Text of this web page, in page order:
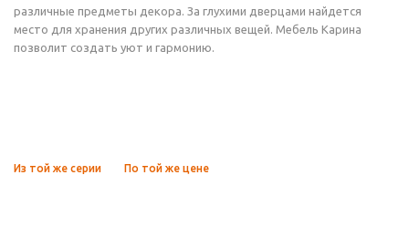
различные предметы декора. За глухими дверцами найдется
место для хранения других различных вещей. Мебель Карина
позволит создать уют и гармонию.
Из той же серии По той же цене